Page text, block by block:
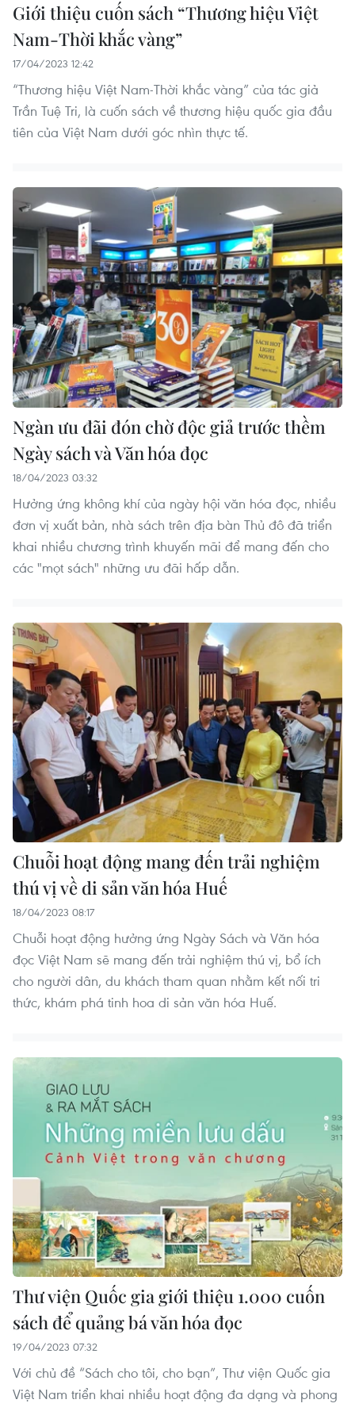
Giới thiệu cuốn sách “Thương hiệu Việt
Nam-Thời khắc vàng”
17/04/2023 12:42
“Thương hiệu Việt Nam-Thời khắc vàng” của tác giả
Trần Tuệ Tri, là cuốn sách về thương hiệu quốc gia đầu
tiên của Việt Nam dưới góc nhìn thực tế.
Ngàn ưu đãi đón chờ độc giả trước thềm
Ngày sách và Văn hóa đọc
18/04/2023 03:32
Hưởng ứng không khí của ngày hội văn hóa đọc, nhiều
đơn vị xuất bản, nhà sách trên địa bàn Thủ đô đã triển
khai nhiều chương trình khuyến mãi để mang đến cho
các "mọt sách" những ưu đãi hấp dẫn.
Chuỗi hoạt động mang đến trải nghiệm
thú vị về di sản văn hóa Huế
18/04/2023 08:17
Chuỗi hoạt động hưởng ứng Ngày Sách và Văn hóa
đọc Việt Nam sẽ mang đến trải nghiệm thú vị, bổ ích
cho người dân, du khách tham quan nhằm kết nối tri
thức, khám phá tinh hoa di sản văn hóa Huế.
Thư viện Quốc gia giới thiệu 1.000 cuốn
sách để quảng bá văn hóa đọc
19/04/2023 07:32
Với chủ đề “Sách cho tôi, cho bạn”, Thư viện Quốc gia
Việt Nam triển khai nhiều hoạt động đa dạng và phong